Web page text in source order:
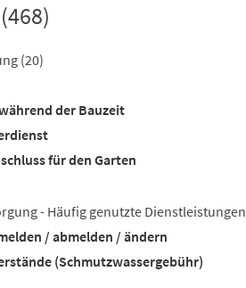
(468)
(20)
der Bauzeit
für den Garten
- Häufig genutzte Dienstleistungen
/ abmelden / ändern
(Schmutzwassergebühr)